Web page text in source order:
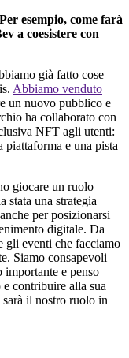
esempio, come farà
a coesistere con
già fatto cose
Abbiamo venduto
un nuovo pubblico e
ha collaborato con
NFT agli utenti:
piattaforma e una pista
giocare un ruolo
stata una strategia
anche perposizionarsi
digitale. Da
gli eventi che facciamo
. Siamo consapevoli
importante e penso
e contribuire alla sua
sarà il nostro ruolo in